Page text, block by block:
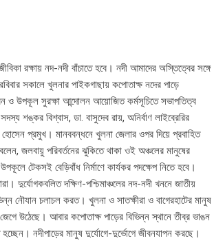
রক্ষায় নদ-নদী বাঁচাতে হবে। নদী আমাদের অস্তিত্বের সঙ্গে
সকালে খুলনার পাইকগাছায় কপোতাক্ষ নদের পাড়ে
ও উপকূল সুরক্ষা আন্দোলন আয়োজিত কর্মসূচিতে সভাপতিত্ব
শঙ্কর বিশ্বাস, ডা. বাসুদেব রায়, অনির্বাণ লাইব্রেরির
প্রমুখ। মানববন্ধনে খুলনা জেলার ওপর দিয়ে প্রবাহিত
জলবায়ু পরিবর্তনের ঝুকিতে থাকা ওই অঞ্চলের মানুষের
টেকসই বেড়িবাঁধ নির্মাণে কার্যকর পদক্ষেপ নিতে হবে।
দুর্যোগকবলিত দক্ষিণ-পশ্চিমাঞ্চলের নদ-নদী খননে জাতীয়
নৌযান চলাচল করত। খুলনা ও সাতক্ষীরা ও বাগেরহাটের মানুষ
উঠেছে। আবার কপোতাক্ষ পাড়ের বিভিন্ন স্থানে তীব্র ভাঙন
নদীপাড়ের মানুষ দুর্যোগে-দুর্ভোগে জীবনযাপন করছে।